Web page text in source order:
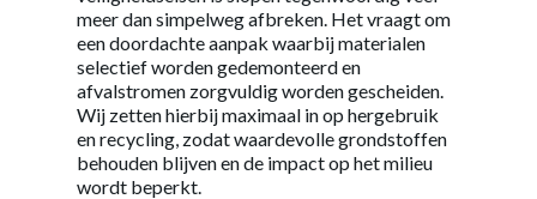
meer dan simpelweg afbreken. Het vraagt om
een doordachte aanpak waarbij materialen
selectief worden gedemonteerd en
afvalstromen zorgvuldig worden gescheiden.
Wij zetten hierbij maximaal in op hergebruik
en recycling, zodat waardevolle grondstoffen
behouden blijven en de impact op het milieu
wordt beperkt.